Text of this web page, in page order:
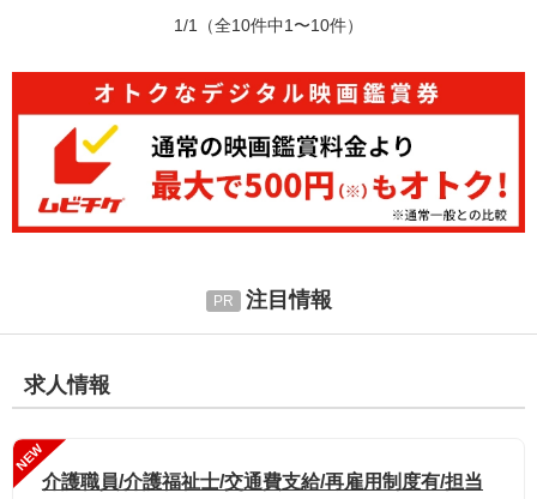
1/1 （全10件中1〜10件）
注目情報
求人情報
NEW
介護職員/介護福祉士/交通費支給/再雇用制度有/担当